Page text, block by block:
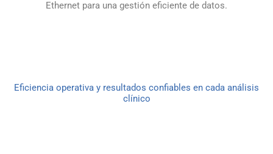
Ethernet para una gestión eficiente de datos.
Eficiencia operativa y resultados confiables en cada análisis
clínico